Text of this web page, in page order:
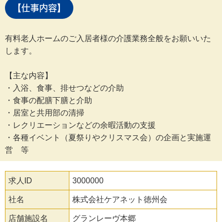
【仕事内容】
有料老人ホームのご入居者様の介護業務全般をお願いいた
します。
【主な内容】
・入浴、食事、排せつなどの介助
・食事の配膳下膳と介助
・居室と共用部の清掃
・レクリエーションなどの余暇活動の支援
・各種イベント（夏祭りやクリスマス会）の企画と実施運
営 等
求人ID 3000000
社名 株式会社ケアネット徳州会
店舗施設名 グランレーヴ本郷